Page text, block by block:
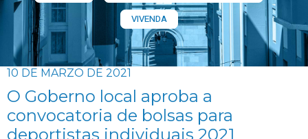
VIVENDA
10 DE MARZO DE 2021
O Goberno local aproba a
convocatoria de bolsas para
deportistas individuais 2021